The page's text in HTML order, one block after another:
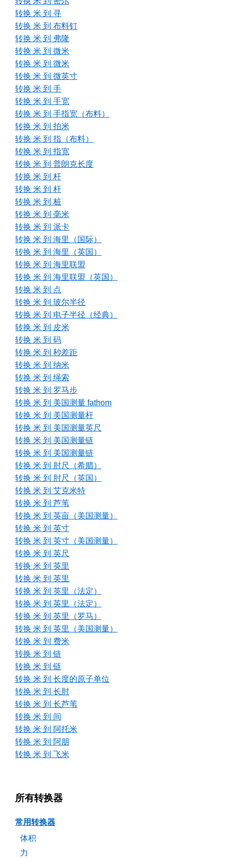
转换 米 到 寻
转换 米 到 布料钉
转换 米 到 弗隆
转换 米 到 微米
转换 米 到 微米
转换 米 到 微英寸
转换 米 到 手
转换 米 到 手宽
转换 米 到 手指宽（布料）
转换 米 到 拍米
转换 米 到 指（布料）
转换 米 到 指宽
转换 米 到 普朗克长度
转换 米 到 杆
转换 米 到 杆
转换 米 到 桩
转换 米 到 毫米
转换 米 到 派卡
转换 米 到 海里（国际）
转换 米 到 海里（英国）
转换 米 到 海里联盟
转换 米 到 海里联盟（英国）
转换 米 到 点
转换 米 到 玻尔半径
转换 米 到 电子半径（经典）
转换 米 到 皮米
转换 米 到 码
转换 米 到 秒差距
转换 米 到 纳米
转换 米 到 绳索
转换 米 到 罗马步
转换 米 到 美国测量 fathom
转换 米 到 美国测量杆
转换 米 到 美国测量英尺
转换 米 到 美国测量链
转换 米 到 美国测量链
转换 米 到 肘尺（希腊）
转换 米 到 肘尺（英国）
转换 米 到 艾克米特
转换 米 到 芦苇
转换 米 到 英亩（美国测量）
转换 米 到 英寸
转换 米 到 英寸（美国测量）
转换 米 到 英尺
转换 米 到 英里
转换 米 到 英里
转换 米 到 英里（法定）
转换 米 到 英里（法定）
转换 米 到 英里（罗马）
转换 米 到 英里（美国测量）
转换 米 到 费米
转换 米 到 链
转换 米 到 链
转换 米 到 长度的原子单位
转换 米 到 长肘
转换 米 到 长芦苇
转换 米 到 间
转换 米 到 阿托米
转换 米 到 阿朋
转换 米 到 飞米
所有转换器
常用转换器
体积
力